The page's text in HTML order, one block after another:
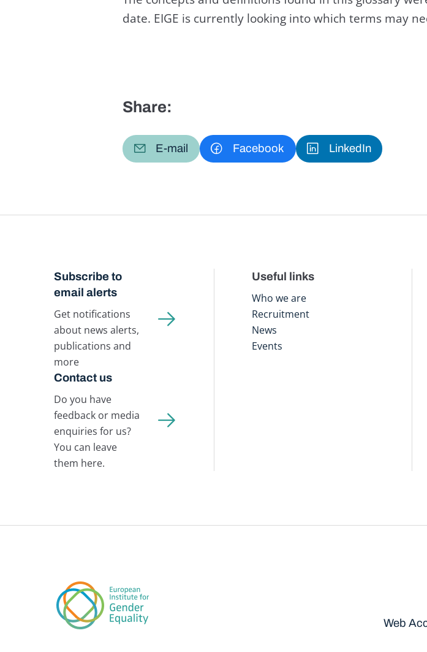
date. EIGE is currently looking into which terms may
Share:
E-mail Facebook LinkedIn
Subscribe to
email alerts
Get notifications
about news alerts,
publications and
more
Contact us
Do you have
feedback or media
enquiries for us?
You can leave
them here.
Useful links
Who we are
Recruitment
News
Events
Web